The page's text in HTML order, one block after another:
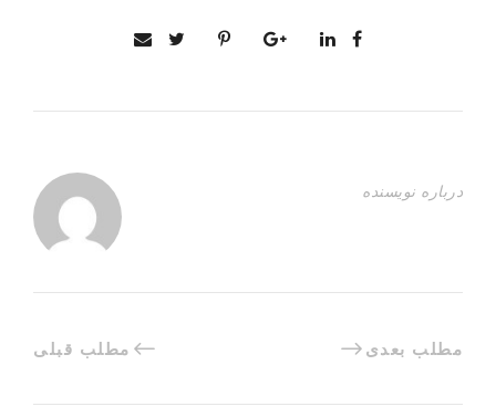
درباره نویسنده
مطلب قبلی مطلب بعدی